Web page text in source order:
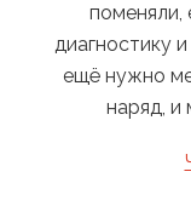
диагностику
ещё нужно
наряд, и